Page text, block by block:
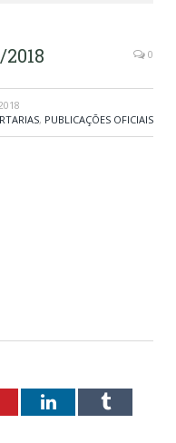
0
, PUBLICAÇÕES OFICIAIS
LinkedInTumblr